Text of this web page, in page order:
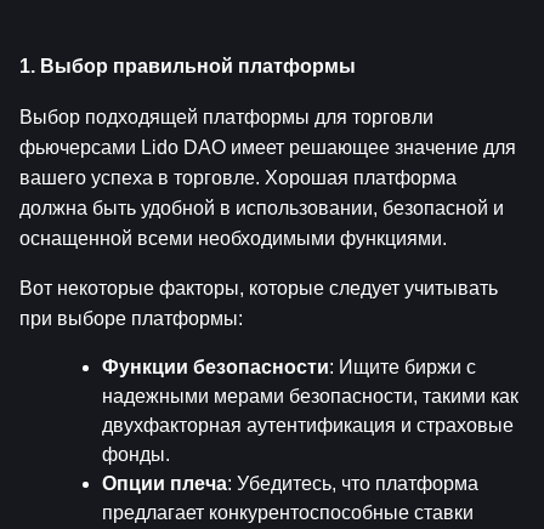
1. Выбор правильной платформы
Выбор подходящей платформы для торговли
фьючерсами Lido DAO имеет решающее значение для
вашего успеха в торговле. Хорошая платформа
должна быть удобной в использовании, безопасной и
оснащенной всеми необходимыми функциями.
Вот некоторые факторы, которые следует учитывать
при выборе платформы:
Функции безопасности: Ищите биржи с
надежными мерами безопасности, такими как
двухфакторная аутентификация и страховые
фонды.
Опции плеча: Убедитесь, что платформа
предлагает конкурентоспособные ставки